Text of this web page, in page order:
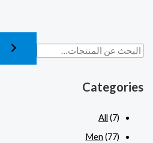
Categories
All(7)
Men(77)